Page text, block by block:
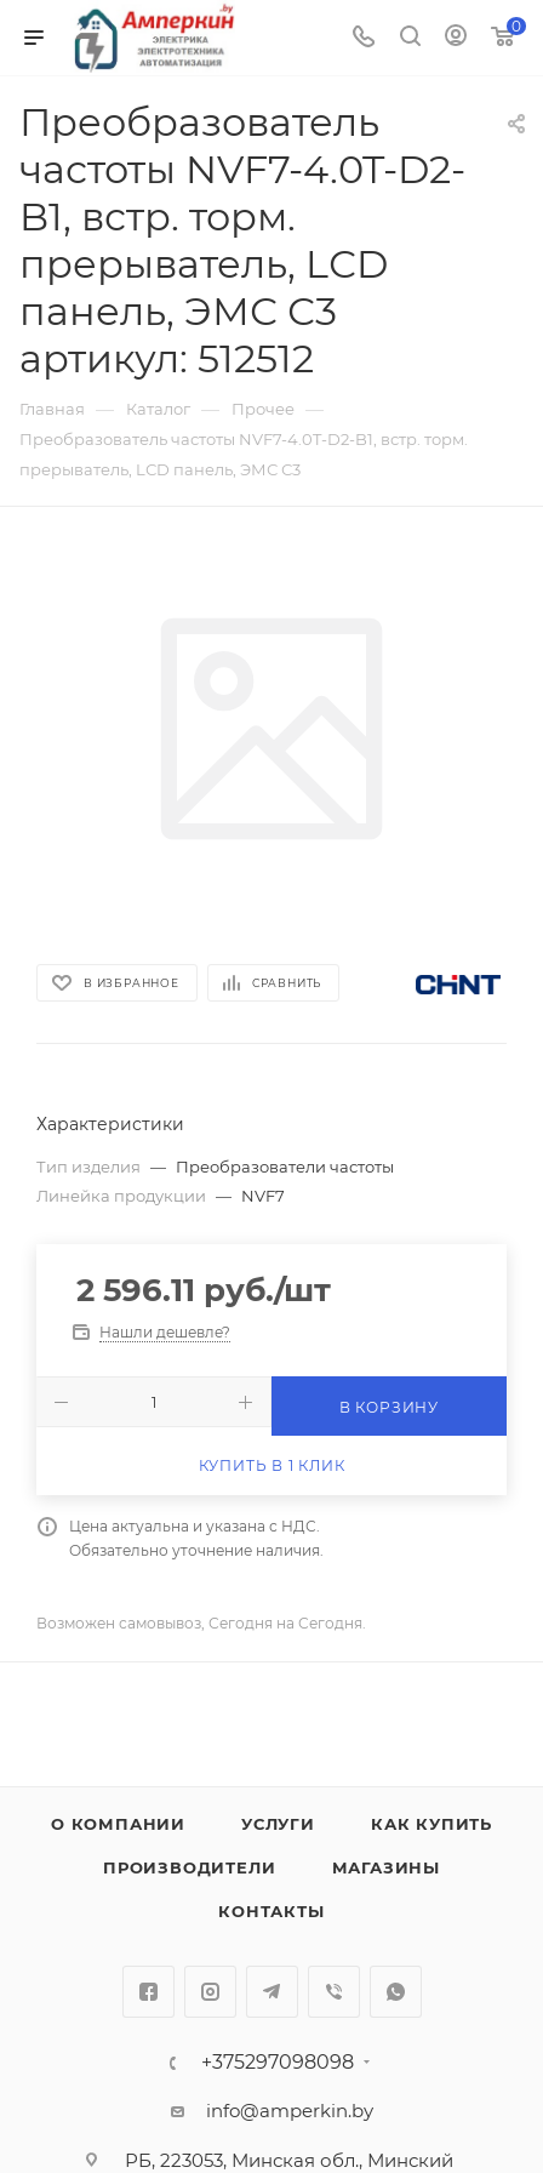
0
Преобразователь
частоты NVF7-4.0T-D2-
B1, встр. торм.
прерыватель, LСD
панель, ЭМС С3
артикул: 512512
Главная — Каталог — Прочее —
Преобразователь частоты NVF7-4.0T-D2-B1, встр. торм.
прерыватель, LСD панель, ЭМС С3
В ИЗБРАННОЕ СРАВНИТЬ
Характеристики
Тип изделия — Преобразователи частоты
Линейка продукции — NVF7
2 596.11 руб./шт
Нашли дешевле?
В КОРЗИНУ
КУПИТЬ В 1 КЛИК
Цена актуальна и указана с НДС.
Обязательно уточнение наличия.
Возможен самовывоз, Сегодня на Сегодня.
О КОМПАНИИ УСЛУГИ КАК КУПИТЬ
ПРОИЗВОДИТЕЛИ МАГАЗИНЫ
КОНТАКТЫ
+375297098098
info@amperkin.by
РБ, 223053, Минская обл., Минский